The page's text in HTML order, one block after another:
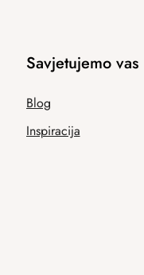
Savjetujemo vas
Blog
Inspiracija